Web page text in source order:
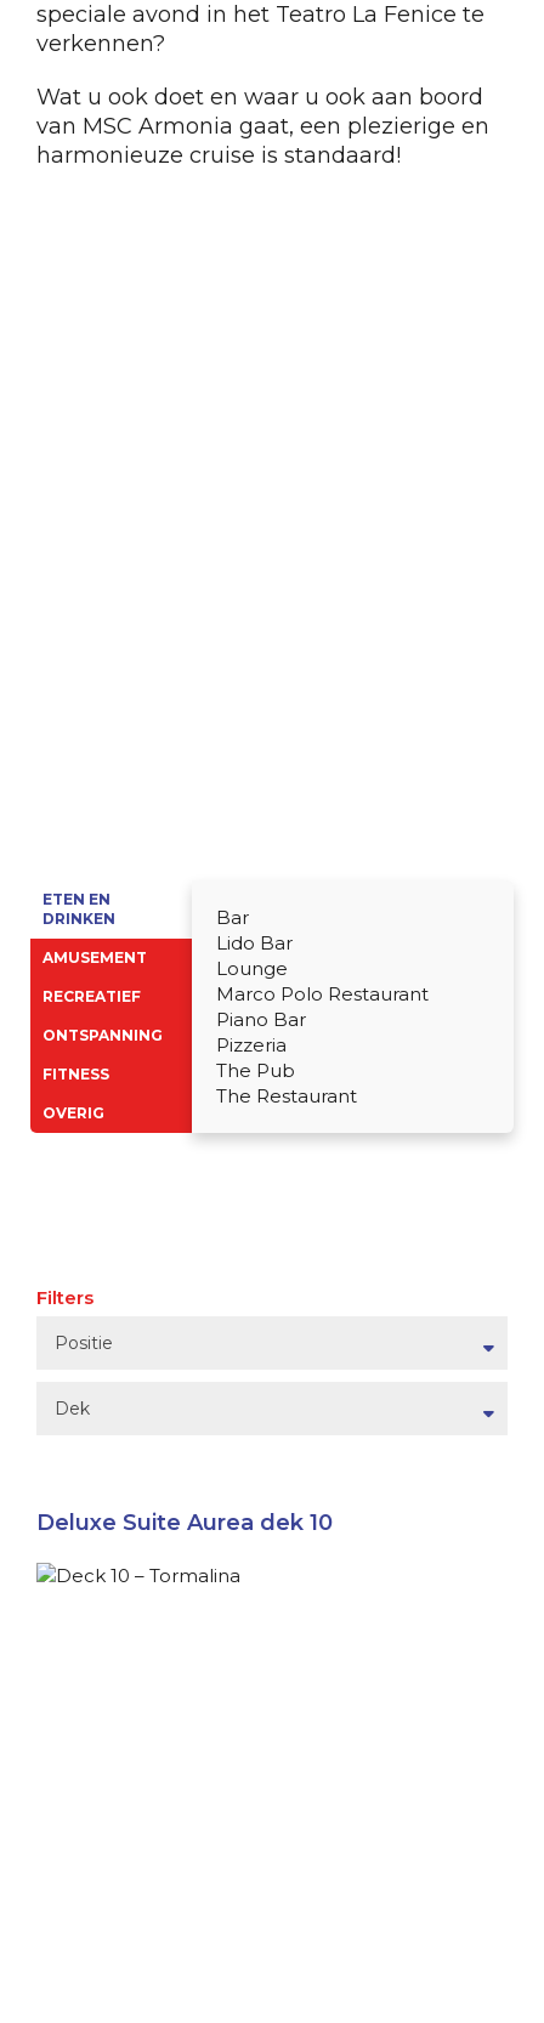
speciale avond in het Teatro La Fenice te
verkennen?
Wat u ook doet en waar u ook aan boord
van MSC Armonia gaat, een plezierige en
harmonieuze cruise is standaard!
ETEN EN
DRINKEN
AMUSEMENT
RECREATIEF
ONTSPANNING
FITNESS
OVERIG
Bar
Lido Bar
Lounge
Marco Polo Restaurant
Piano Bar
Pizzeria
The Pub
The Restaurant
Filters
Positie
Dek
Deluxe Suite Aurea dek 10